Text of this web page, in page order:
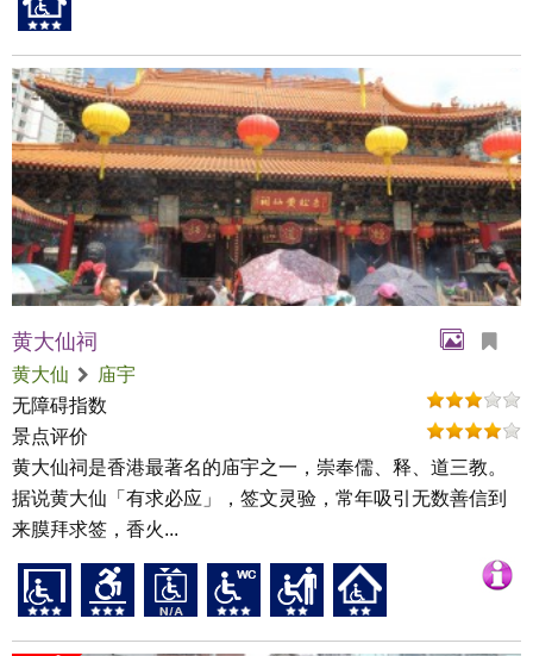
黄大仙祠
黄大仙
庙宇
无障碍指数
景点评价
黄大仙祠是香港最著名的庙宇之一，崇奉儒、释、道三教。
据说黄大仙「有求必应」，签文灵验，常年吸引无数善信到
来膜拜求签，香火...